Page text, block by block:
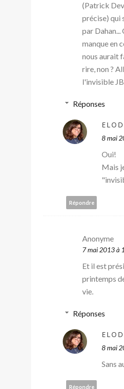
(Patrick
précise) qui
par Dahan...
manque en
nous aurait
rire, non ?
l'invisible
Réponses
8 mai
Oui!
Mais
Répondre
Anonyme
7 mai 2013 à
Et il est
printemps
vie.
Réponses
8 mai
Sans
Répondre